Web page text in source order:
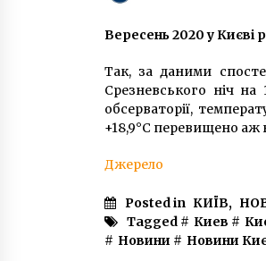
про
кордоні
5
Суд
Вересень 2020 у Києві
Так, за даними
Срезневського ніч
обсерваторії,
+18,9°С перевищено аж
Джерело
Posted in КИЇВ,
Tagged # Киев #
# Новини # Новини